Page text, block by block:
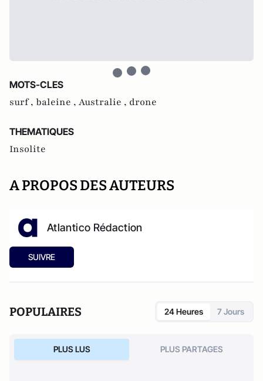
MOTS-CLES
surf , baleine , Australie , drone
THEMATIQUES
Insolite
A PROPOS DES AUTEURS
Atlantico Rédaction
SUIVRE
POPULAIRES 24 Heures 7 Jours
PLUS LUS PLUS PARTAGES